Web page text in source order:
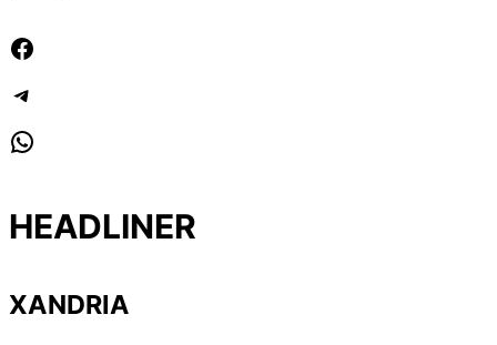
HEADLINER
XANDRIA